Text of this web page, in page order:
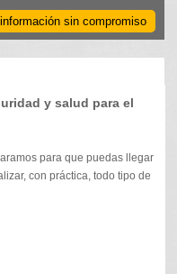
sin compromiso
y salud para el
para que puedas llegar
con práctica, todo tipo de